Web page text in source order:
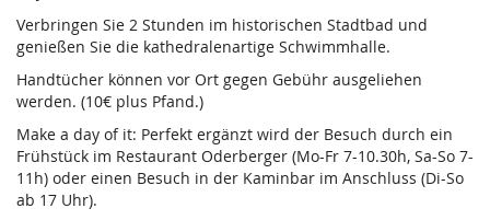
Verbringen Sie 2 Stunden im historischen Stadtbad und
genießen Sie die kathedralenartige Schwimmhalle.
Handtücher können vor Ort gegen Gebühr ausgeliehen
werden. (10€ plus Pfand.)
Make a day of it: Perfekt ergänzt wird der Besuch durch ein
Frühstück im Restaurant Oderberger (Mo-Fr 7-10.30h, Sa-So 7-
11h) oder einen Besuch in der Kaminbar im Anschluss (Di-So
ab 17 Uhr).